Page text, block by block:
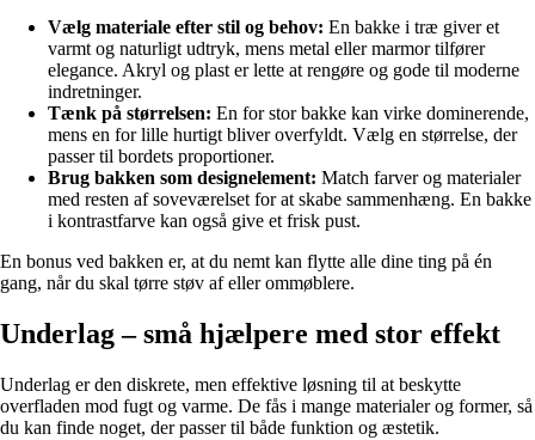
Vælg materiale efter stil og behov: En bakke i træ giver et
varmt og naturligt udtryk, mens metal eller marmor tilfører
elegance. Akryl og plast er lette at rengøre og gode til moderne
indretninger.
Tænk på størrelsen: En for stor bakke kan virke dominerende,
mens en for lille hurtigt bliver overfyldt. Vælg en størrelse, der
passer til bordets proportioner.
Brug bakken som designelement: Match farver og materialer
med resten af soveværelset for at skabe sammenhæng. En bakke
i kontrastfarve kan også give et frisk pust.
En bonus ved bakken er, at du nemt kan flytte alle dine ting på én
gang, når du skal tørre støv af eller ommøblere.
Underlag – små hjælpere med stor effekt
Underlag er den diskrete, men effektive løsning til at beskytte
overfladen mod fugt og varme. De fås i mange materialer og former, så
du kan finde noget, der passer til både funktion og æstetik.